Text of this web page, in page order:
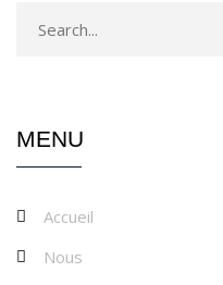
MENU
Accueil
Nous